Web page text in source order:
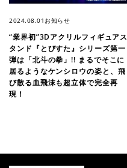
2024.08.01お知らせ
“業界初”3Dアクリルフィギュアス
タンド『とびすた』シリーズ第一
弾は「北斗の拳」!! まるでそこに
居るようなケンシロウの姿と、飛
び散る血飛沫も超立体で完全再
現！